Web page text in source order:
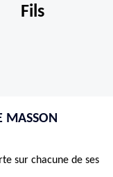
Fils
MASSON
sur chacune de ses